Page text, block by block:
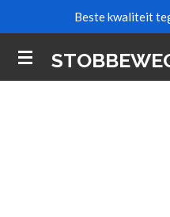
naar
de
Beste kwaliteit